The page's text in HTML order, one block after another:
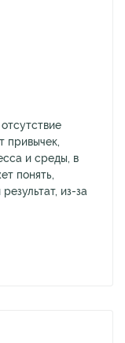
привычек,
и среды, в
понять,
из-за